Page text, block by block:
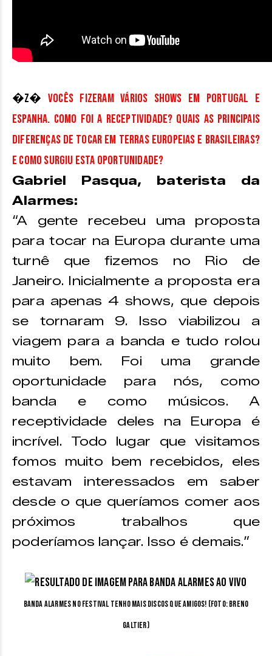
�z� Vocês fizeram vários shows em Portugal e
Espanha. Como foi a receptividade? Quais as principais
diferenças de tocar em terras europeias e brasileiras?
E como surgiu esta oportunidade?
Gabriel Pasqua, baterista da
Alarmes:
“A gente recebeu uma proposta
para tocar na Europa durante uma
turnê que fizemos no Rio de
Janeiro. Inicialmente a proposta era
para apenas 4 shows, que depois
se tornaram 9. Isso viabilizou a
viagem para a banda e tudo rolou
muito bem. Foi uma grande
oportunidade para nós, como
banda e como músicos. A
receptividade deles na Europa é
incrível. Todo lugar que visitamos
fomos muito bem recebidos, eles
estavam interessados em saber
desde o que queríamos comer aos
próximos trabalhos que
poderíamos lançar. Isso é demais.”
Banda Alarmes no festival Tenho Mais Discos que Amigos! (Foto: Breno
Galtier)